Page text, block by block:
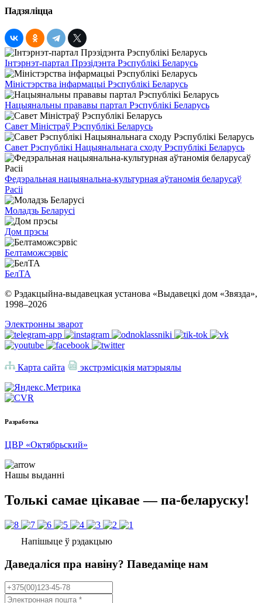
Падзяліцца
Інтэрнэт-партал Прэзідэнта Рэспублікі Беларусь
Міністэрства інфармацыі Рэспублікі Беларусь
Нацыянальны прававы партал Рэспублікі Беларусь
Савет Міністраў Рэспублікі Беларусь
Савет Рэспублікі Нацыянальнага сходу Рэспублікі Беларусь
Федэральная нацыянальна-культурная аўтаномія беларусаў
Расіі
Моладзь Беларусі
Дом прэсы
Белтаможсэрвіс
БелТА
© Рэдакцыйна-выдавецкая установа «Выдавецкі дом «Звязда»,
1998–2026
Электронны зварот
Карта сайта экстрэмісцкія матэрыялы
Разработка
ЦВР «Октябрьский»
Нашы выданні
Толькі самае цікавае — па-беларуску!
Напішыце ў рэдакцыю
Даведаліся пра навіну? Паведаміце нам